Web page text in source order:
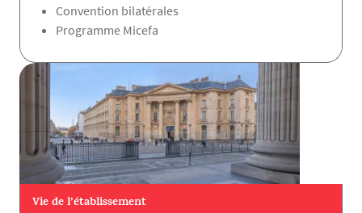
Convention bilatérales
Programme Micefa
Vie de l’établissement